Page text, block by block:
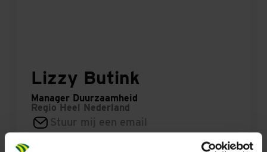
Lizzy Butink
Manager Duurzaamheid
Regio Heel Nederland
Stuur mij een email